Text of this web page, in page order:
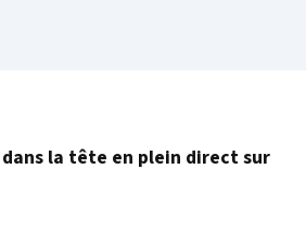
la tête en plein direct sur